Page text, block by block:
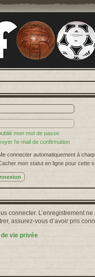
mon mot de passe
l’e-mail de confirmation
connecter automatiquement à
mon statut en ligne pour cette
connecter. L’enregistrement
assurez-vous d’avoir pris
de vie privée